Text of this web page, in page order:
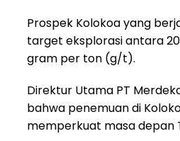
Prospek Kolokoa yang
target eksplorasi antara
gram per ton (g/t).
Direktur Utama PT
bahwa penemuan di
memperkuat masa depan